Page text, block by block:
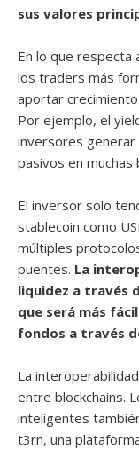
sus valores
En lo que respecta
los traders más
aportar
Por ejemplo, el
inversores
pasivos en muchas
El inversor solo
stablecoin como
múltiples
puentes. La
liquidez a través
que será más
fondos a través
La
entre blockchains.
inteligentes
t3rn, una